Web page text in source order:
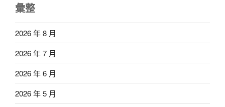
彙整
2026 年 8 月
2026 年 7 月
2026 年 6 月
2026 年 5 月